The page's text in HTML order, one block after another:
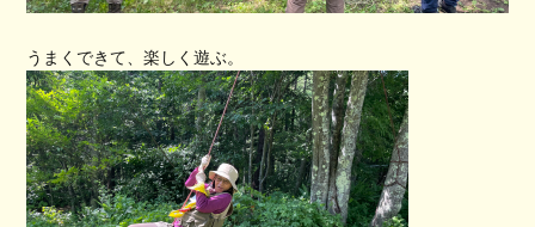
うまくできて、楽しく遊ぶ。